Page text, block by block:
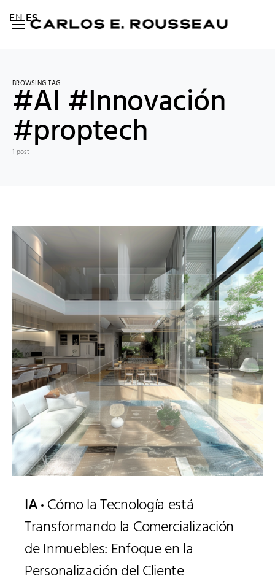
BROWSING TAG
#AI #Innovación
#proptech
1 post
IA Cómo la Tecnología está
Transformando la Comercialización
de Inmuebles: Enfoque en la
Personalización del Cliente
EN ES